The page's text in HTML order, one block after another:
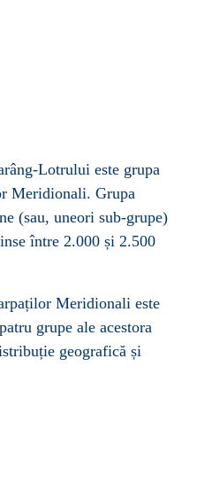
Lotrului este grupa
Meridionali. Grupa
(sau, uneori sub-grupe)
între 2.000 și 2.500
Meridionali este
grupe ale acestora
geografică și